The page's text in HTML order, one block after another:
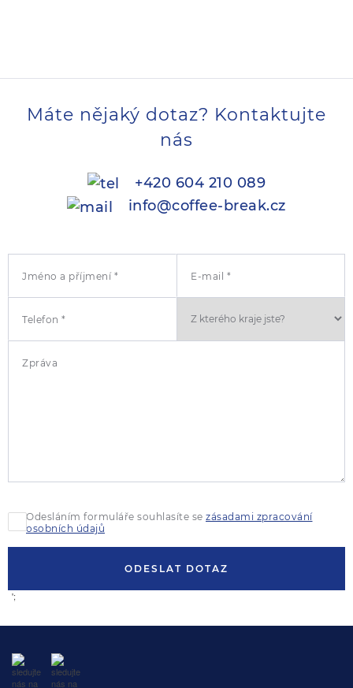
Máte nějaký dotaz? Kontaktujte
nás
+420 604 210 089
info@coffee-break.cz
Jméno a příjmení * E-mail *
Telefon *
Zpráva
Odesláním formuláře souhlasíte se zásadami zpracování
osobních údajů
ODESLAT DOTAZ
';